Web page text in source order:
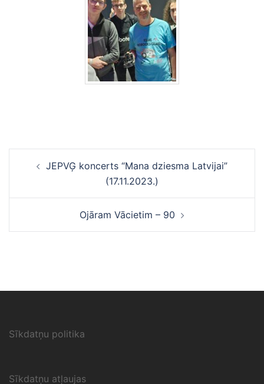
navigācijaJEPVĢ koncerts “Mana dziesma Latvijai”
(17.11.2023.)
Ojāram Vācietim – 90
Sīkdatņu politika
Sīkdatņu atļaujas